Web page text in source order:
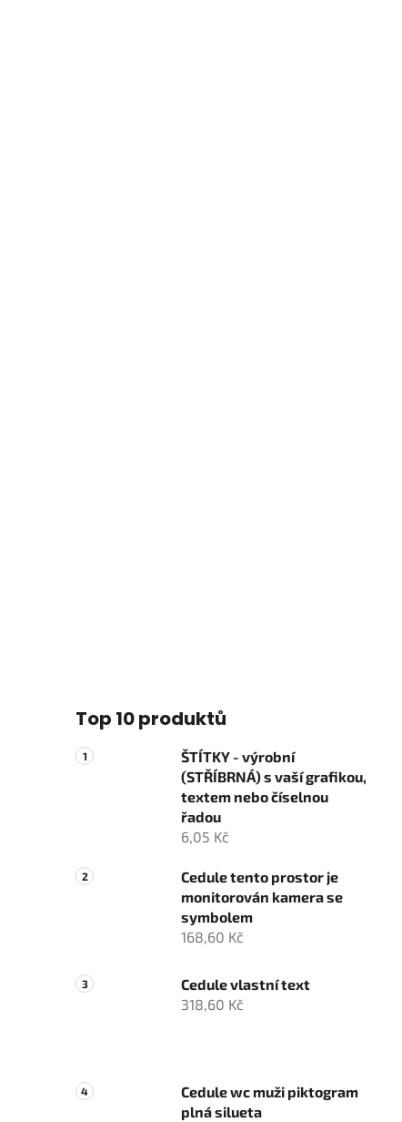
Top 10 produktů
ŠTÍTKY - výrobní
(STŘÍBRNÁ) s vaší grafikou,
textem nebo číselnou
řadou
6,05 Kč
Cedule tento prostor je
monitorován kamera se
symbolem
168,60 Kč
Cedule vlastní text
318,60 Kč
Cedule wc muži piktogram
plná silueta